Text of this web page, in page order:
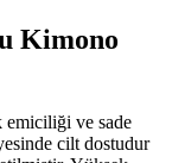
Kimono
emiciliği ve sade
cilt dostudur